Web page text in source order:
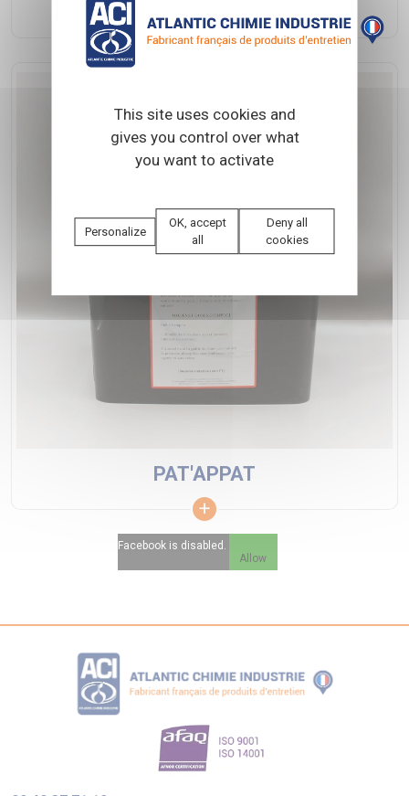
PAT'APPAT
Facebook is disabled.
Allow
This site uses cookies and
gives you control over what
you want to activate
Personalize
OK, accept
all
Deny all
cookies